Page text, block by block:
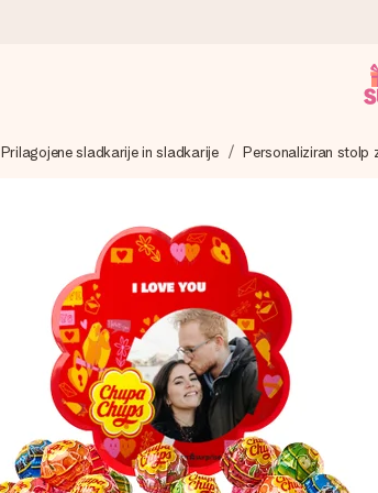
pošljemo naprej – da ga lahko podariš natanko
Reviews ocenjujejo s 4,8.
– z njenim imenom, tvojo
Prilagojene sladkarije in sladkarije Personaliziran stolp